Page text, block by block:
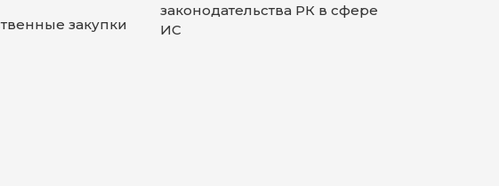
закупки
законодательства РК в сфере
ИС